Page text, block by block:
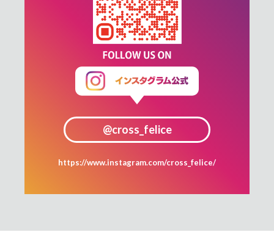
@cross_felice
https://www.instagram.com/cross_felice/